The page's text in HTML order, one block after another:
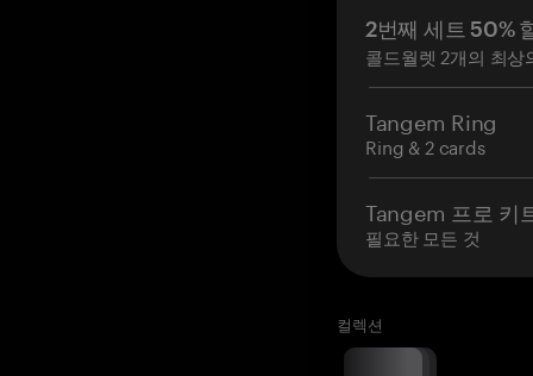
2번째 세트 50%
콜드월렛 2개의 최상
Tangem Ring
Ring & 2 cards
Tangem 프로 키
필요한 모든 것
컬렉션